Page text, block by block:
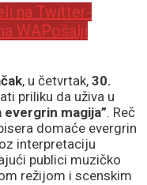
na Twitter-
WAPošalji
, u četvrtak, 30.
priliku da uživa u
evergrin magija”. Reč
domaće evergrin
interpretaciju
publici muzičko
režijom i scenskim